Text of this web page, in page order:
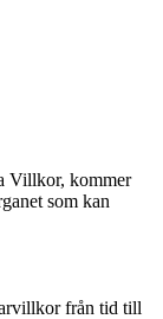
Villkor, kommer
som kan
från tid till